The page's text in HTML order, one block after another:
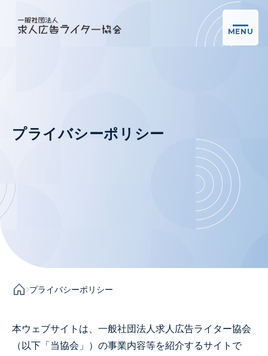
MENU
プライバシーポリシー
プライバシーポリシー
本ウェブサイトは、一般社団法人求人広告ライター協会
（以下「当協会」）の事業内容等を紹介するサイトで